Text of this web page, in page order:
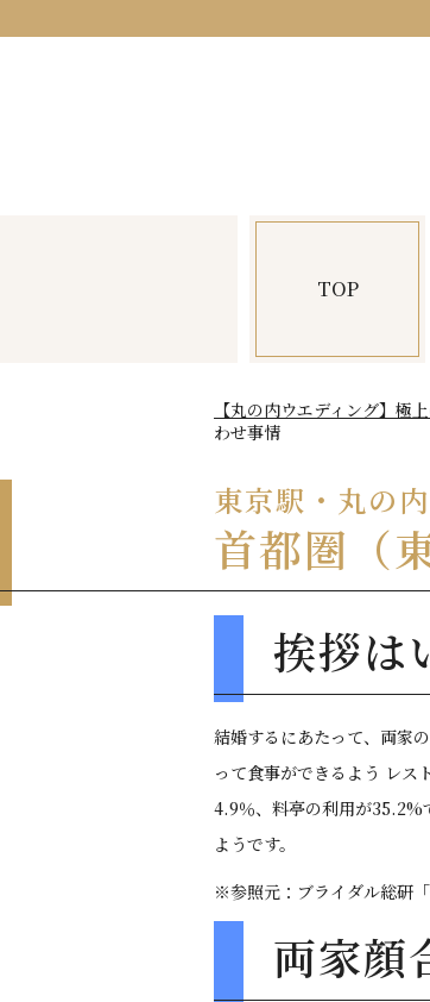
TOP
【丸の内ウエディング】極
わせ事情
東京駅・丸の
首都圏（
挨拶は
結婚するにあたって、両家
って食事ができるよう レス
4.9％、料亭の利用が35.2%
ようです。
※参照元：ブライダル総研
両家顔